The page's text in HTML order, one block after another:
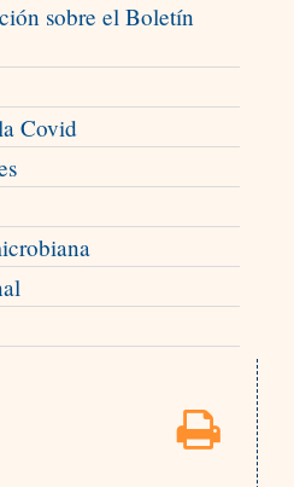
sobre el Boletín
Covid